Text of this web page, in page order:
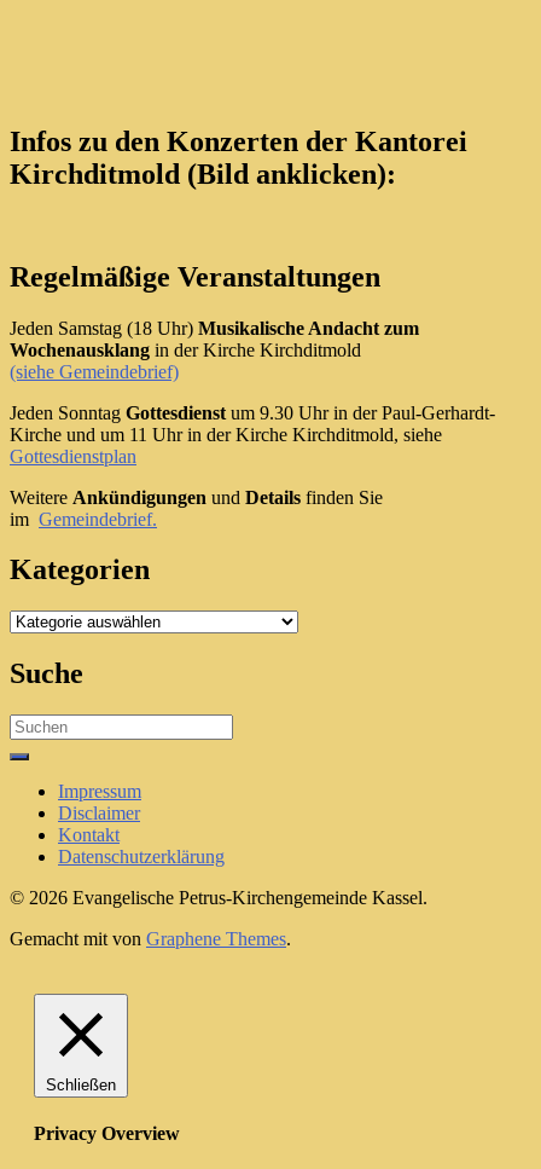
Infos zu den Konzerten der Kantorei
Kirchditmold (Bild anklicken):
Regelmäßige Veranstaltungen
Jeden Samstag (18 Uhr) Musikalische Andacht zum
Wochenausklang in der Kirche Kirchditmold
(siehe Gemeindebrief)
Jeden Sonntag Gottesdienst um 9.30 Uhr in der Paul-Gerhardt-
Kirche und um 11 Uhr in der Kirche Kirchditmold, siehe
Gottesdienstplan
Weitere Ankündigungen und Details finden Sie
im Gemeindebrief.
Kategorien
Kategorien
Suche
Search
for:
Impressum
Disclaimer
Kontakt
Datenschutzerklärung
© 2026 Evangelische Petrus-Kirchengemeinde Kassel.
Gemacht mit von Graphene Themes.
Schließen
Privacy Overview